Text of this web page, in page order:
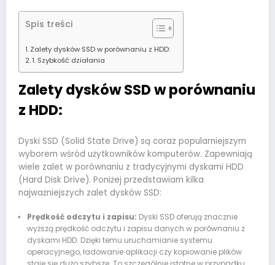
Spis treści
Zalety dysków SSD w porównaniu z HDD:
1. Szybkość działania
Zalety dysków SSD w porównaniu
z HDD:
Dyski SSD (Solid State Drive) są coraz popularniejszym
wyborem wśród użytkowników komputerów. Zapewniają
wiele zalet w porównaniu z tradycyjnymi dyskami HDD
(Hard Disk Drive). Poniżej przedstawiam kilka
najważniejszych zalet dysków SSD:
Prędkość odczytu i zapisu: Dyski SSD oferują znacznie
wyższą prędkość odczytu i zapisu danych w porównaniu z
dyskami HDD. Dzięki temu uruchamianie systemu
operacyjnego, ładowanie aplikacji czy kopiowanie plików